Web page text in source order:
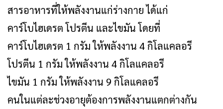
สารอาหารที่ให้พลังงานแก่ร่างกาย ได้แก่
คาร์โบไฮเดรต โปรตีน และไขมัน โดยที่
คาร์โบไฮเดรต 1 กรัม ให้พลังงาน 4 กิโลแคลอรี
โปรตีน 1 กรัม ให้พลังงาน 4 กิโลแคลอรี
ไขมัน 1 กรัม ให้พลังงาน 9 กิโลแคลอรี
คนในแต่ละช่วงอายุต้องการพลังงานแตกต่างกัน